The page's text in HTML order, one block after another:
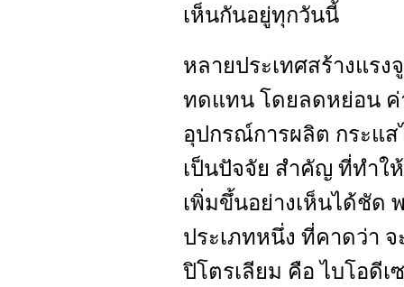
เห็นกันอยู่ทุกวันนี้
หลายประเทศสร้างแร
ทดแทน โดยลดหย่อน ค่
อุปกรณ์การผลิต กระแ
เป็นปัจจัย สำคัญ ที่ทำใ
เพิ่มขึ้นอย่างเห็นได้ชัด
ประเภทหนึ่ง ที่คาดว่า
ปิโตรเลียม คือ ไบโอดีเ